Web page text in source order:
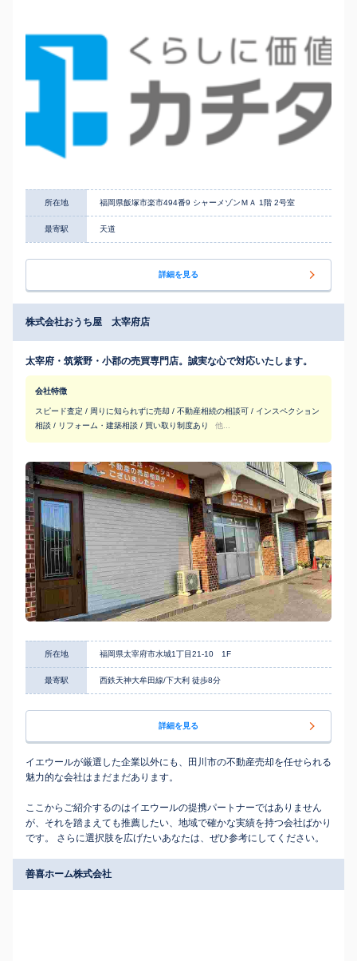
所在地 福岡県飯塚市楽市494番9 シャーメゾンＭＡ 1階 2号室
最寄駅 天道
詳細を見る
株式会社おうち屋 太宰府店
太宰府・筑紫野・小郡の売買専門店。誠実な心で対応いたします。
会社特徴
スピード査定 / 周りに知られずに売却 / 不動産相続の相談可 / インスペクション
相談 / リフォーム・建築相談 / 買い取り制度あり
他...
所在地 福岡県太宰府市水城1丁目21-10 1F
最寄駅 西鉄天神大牟田線/下大利 徒歩8分
詳細を見る
イエウールが厳選した企業以外にも、田川市の不動産売却を任せられる
魅力的な会社はまだまだあります。
ここからご紹介するのはイエウールの提携パートナーではありません
が、それを踏まえても推薦したい、地域で確かな実績を持つ会社ばかり
です。 さらに選択肢を広げたいあなたは、ぜひ参考にしてください。
善喜ホーム株式会社